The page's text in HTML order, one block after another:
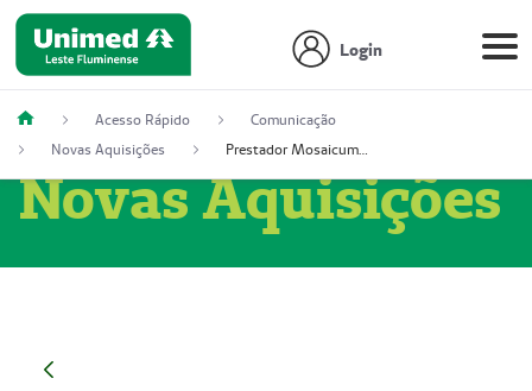
Login
Acesso Rápido
Comunicação
Novas Aquisições
Prestador Mosaicum Espaço Clínico Eireli (51004355-5)
Novas Aquisições